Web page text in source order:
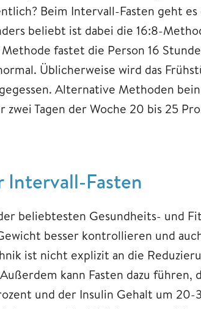
Beim Intervall-Fasten geht
beliebt ist dabei die 16:8-
fastet die Person 16
Üblicherweise wird das
Alternative Methoden
zwei Tagen der Woche 20 bis 25
Intervall-Fasten
beliebtesten Gesundheits- und
besser kontrollieren und
ist nicht explizit an die
kann Fasten dazu führen,
und der Insulin Gehalt um 20-